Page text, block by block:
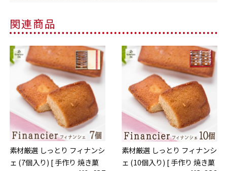
関連商品
素材厳選 しっとり フィナンシ
ェ (7個入り) [ 手作り 焼き菓
素材厳選 しっとり フィナンシ
ェ (10個入り) [ 手作り 焼き菓